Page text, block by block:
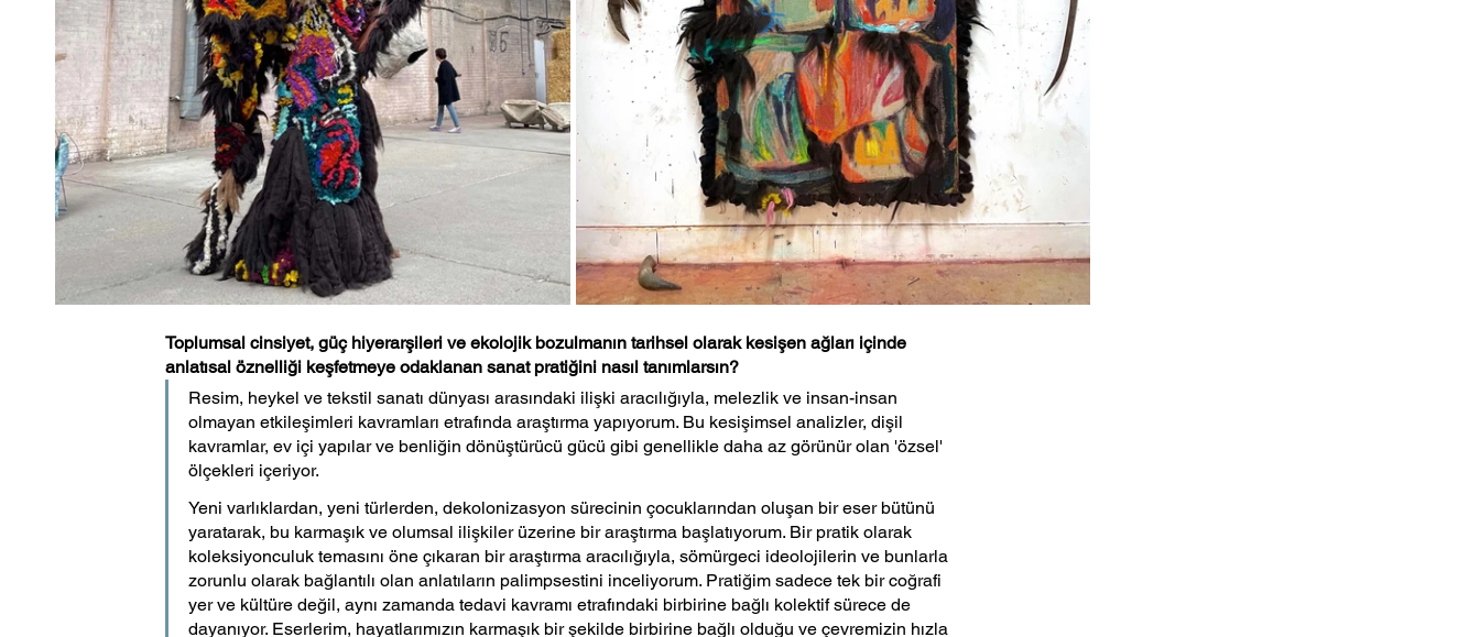
Toplumsal cinsiyet, güç hiyerarşileri ve ekolojik bozulmanın tarihsel olarak kesişen ağları içinde
anlatısal öznelliği keşfetmeye odaklanan sanat pratiğini nasıl tanımlarsın?
Resim, heykel ve tekstil sanatı dünyası arasındaki ilişki aracılığıyla, melezlik ve insan-insan
olmayan etkileşimleri kavramları etrafında araştırma yapıyorum. Bu kesişimsel analizler, dişil
kavramlar, ev içi yapılar ve benliğin dönüştürücü gücü gibi genellikle daha az görünür olan 'özsel'
ölçekleri içeriyor.
Yeni varlıklardan, yeni türlerden, dekolonizasyon sürecinin çocuklarından oluşan bir eser bütünü
yaratarak, bu karmaşık ve olumsal ilişkiler üzerine bir araştırma başlatıyorum. Bir pratik olarak
koleksiyonculuk temasını öne çıkaran bir araştırma aracılığıyla, sömürgeci ideolojilerin ve bunlarla
zorunlu olarak bağlantılı olan anlatıların palimpsestini inceliyorum. Pratiğim sadece tek bir coğrafi
yer ve kültüre değil, aynı zamanda tedavi kavramı etrafındaki birbirine bağlı kolektif sürece de
dayanıyor. Eserlerim, hayatlarımızın karmaşık bir şekilde birbirine bağlı olduğu ve çevremizin hızla